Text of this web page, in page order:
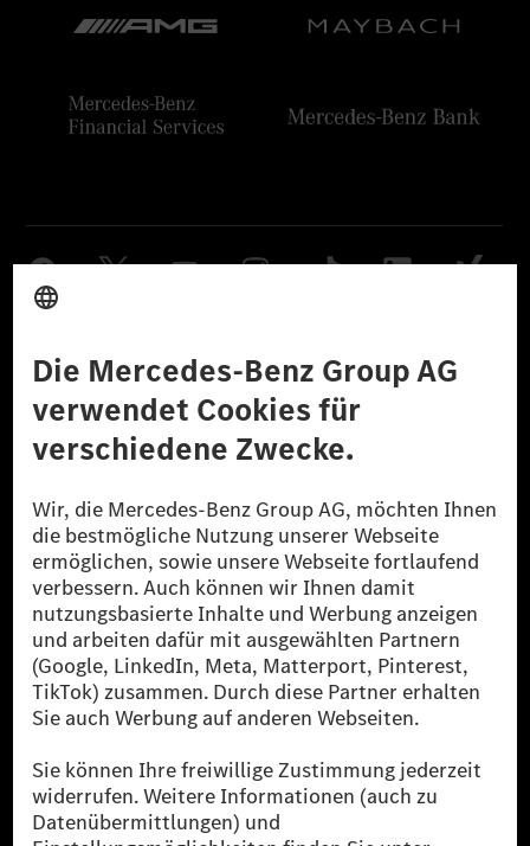
Datenschutz Lizenzhinweise Dritter Barrierefreiheit
© 2026 Mercedes-Benz Group AG. Alle Rechte vorbehalten.
[1] Bilanziell CO₂-neutral bedeutet, dass nicht vermiedene oder nicht
reduzierte CO₂-Emissionen bei der Mercedes-Benz Group durch
zertifizierte Ausgleichsprojekte kompensiert werden.
[2] Renewable Charging ist ein integraler Bestandteil von MB.CHARGE
Public in Europa, den USA, Kanada und China. Sofern an der jeweiligen
Ladestation noch kein Strom aus erneuerbaren Energien vorliegt,
verwendet Renewable Charging Grünstromzertifikate*. Diese stellen
sicher, dass für Ladevorgänge über MB.CHARGE Public eine äquivalente
Strommenge aus erneuerbaren Energien ins Stromnetz eingespeist wird.
als sechs Jahre sind.
* Inkl. EKOenergy Ökolabel
* Die angegebenen Werte wurden nach dem vorgeschriebenen
Messverfahren WLTP (Worldwide harmonised Light vehicles Test